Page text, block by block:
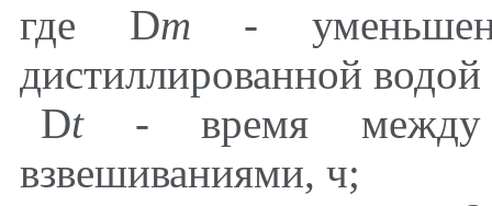
где Dm -
дистиллированной
Dt -
время между
взвешиваниями, ч;